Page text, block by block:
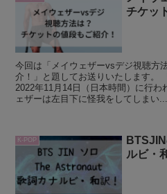
チケッ
今回は「メイウェザーvsデジ視聴方
介！」と題してお送りいたします。
2022年11月14日（日本時間）に行わ
ェザーは左目下に怪我をしてしまい...
K-POP
ルビ・